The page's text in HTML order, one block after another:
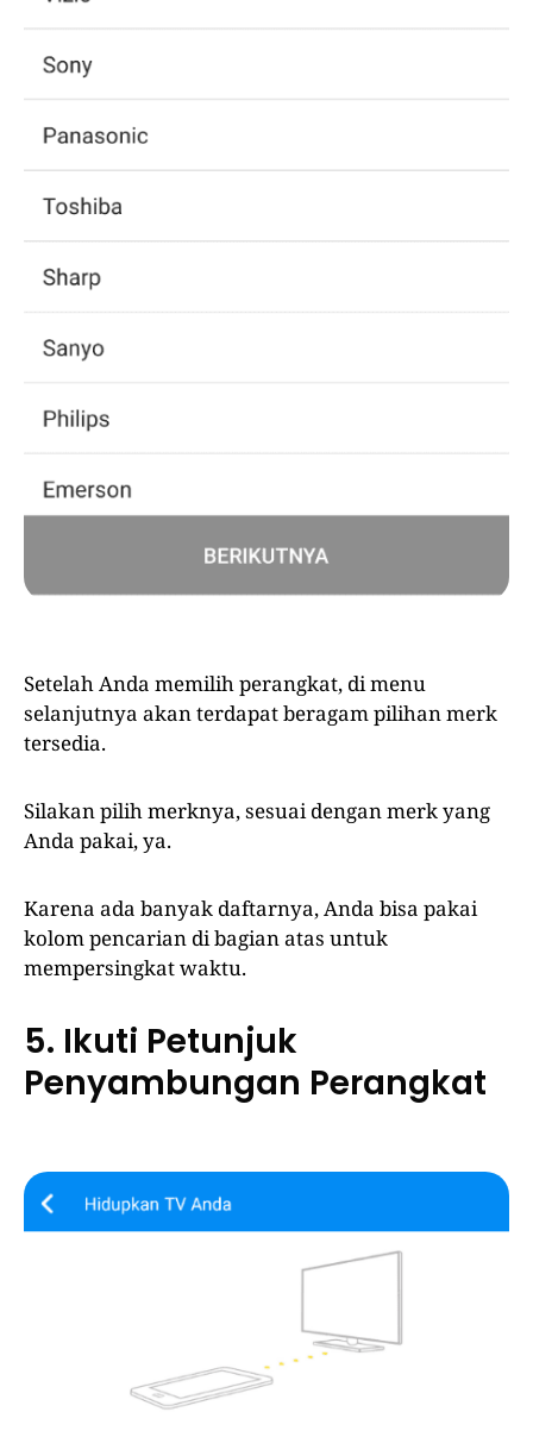
Setelah Anda memilih perangkat, di menu
selanjutnya akan terdapat beragam pilihan merk
tersedia.
Silakan pilih merknya, sesuai dengan merk yang
Anda pakai, ya.
Karena ada banyak daftarnya, Anda bisa pakai
kolom pencarian di bagian atas untuk
mempersingkat waktu.
5. Ikuti Petunjuk
Penyambungan Perangkat